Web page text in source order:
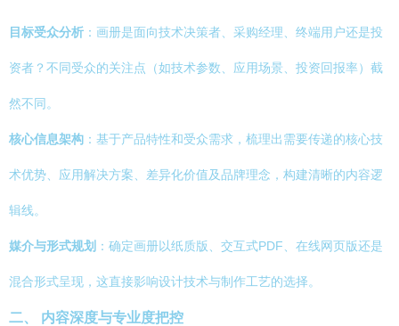
目标受众分析 ：画册是面向技术决策者、采购经理、终端用户还是投
资者？不同受众的关注点（如技术参数、应用场景、投资回报率）截
然不同。
核心信息架构 ：基于产品特性和受众需求，梳理出需要传递的核心技
术优势、应用解决方案、差异化价值及品牌理念，构建清晰的内容逻
辑线。
媒介与形式规划 ：确定画册以纸质版、交互式PDF、在线网页版还是
混合形式呈现，这直接影响设计技术与制作工艺的选择。
二、 内容深度与专业度把控